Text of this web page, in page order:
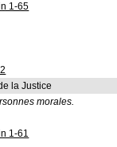
1-65
la Justice
morales.
1-61